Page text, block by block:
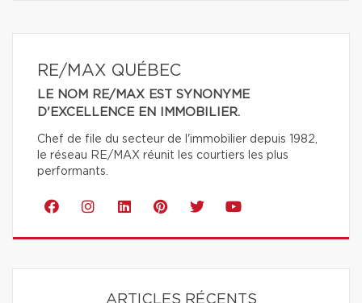
RE/MAX QUÉBEC
LE NOM RE/MAX EST SYNONYME
D'EXCELLENCE EN IMMOBILIER.
Chef de file du secteur de l'immobilier depuis 1982,
le réseau RE/MAX réunit les courtiers les plus
performants.